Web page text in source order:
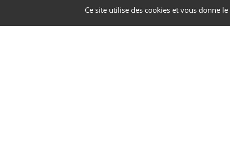
Ce site utilise des cookies et vous donne